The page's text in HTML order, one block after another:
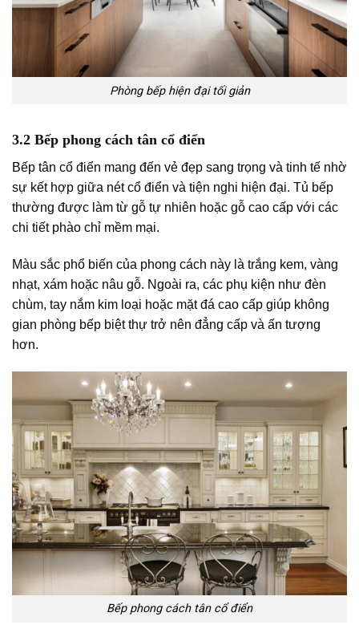
Phòng bếp hiện đại tối giản
3.2 Bếp phong cách tân cổ điển
Bếp tân cổ điển mang đến vẻ đẹp sang trọng và tinh tế nhờ
sự kết hợp giữa nét cổ điển và tiện nghi hiện đại. Tủ bếp
thường được làm từ gỗ tự nhiên hoặc gỗ cao cấp với các
chi tiết phào chỉ mềm mại.
Màu sắc phổ biến của phong cách này là trắng kem, vàng
nhạt, xám hoặc nâu gỗ. Ngoài ra, các phụ kiện như đèn
chùm, tay nắm kim loại hoặc mặt đá cao cấp giúp không
gian phòng bếp biệt thự trở nên đẳng cấp và ấn tượng
hơn.
Bếp phong cách tân cổ điển